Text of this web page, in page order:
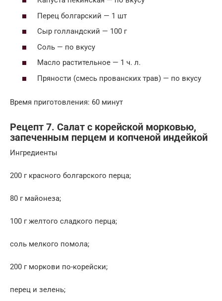
Перец болгарский — 1 шт
Сыр голландский — 100 г
Соль — по вкусу
Масло растительное — 1 ч. л.
Пряности (смесь прованских трав) — по вкусу
Время приготовления: 60 минут
Рецепт 7. Салат с корейской морковью,
запеченным перцем и копченой индейкой
Ингредиенты
200 г красного болгарского перца;
80 г майонеза;
100 г желтого сладкого перца;
соль мелкого помола;
200 г моркови по-корейски;
перец и зелень;